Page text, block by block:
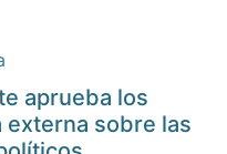
aprueba los
sobre las